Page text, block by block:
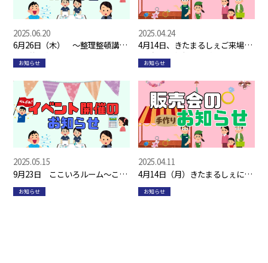
6月26日（木） ～整理整頓講座
2025.06.20
お知らせ
4月14日、きたまるしぇご来場あ
りがとうございました！
2025.04.24
お知らせ
9月23日 ここいろルーム～こど
もまんなか2～開催(*^^*)
2025.05.15
お知らせ
4月14日（月）きたまるしぇにて
アクセサリー販売を行います！
2025.04.11
お知らせ